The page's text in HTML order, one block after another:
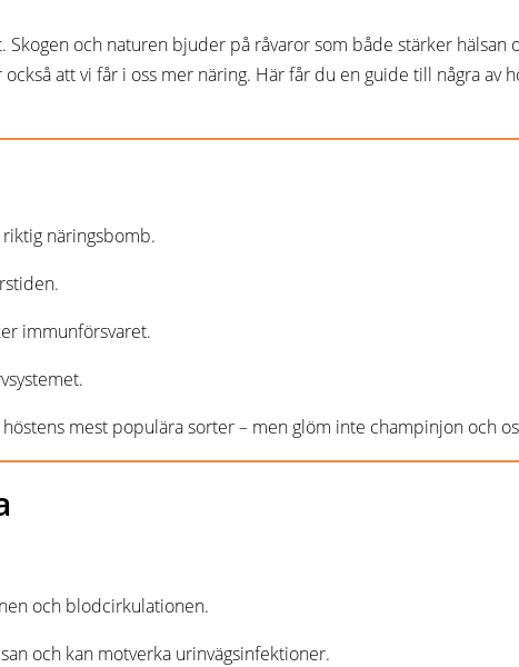
och naturen bjuder på råvaror som både stärker hälsan
att vi får i oss mer näring. Här får du en guide till några av
näringsbomb.
immunförsvaret.
mest populära sorter – men glöm inte champinjon och
och blodcirkulationen.
och kan motverka urinvägsinfektioner.